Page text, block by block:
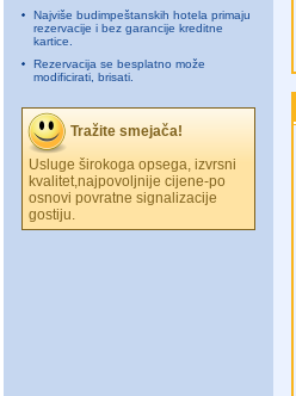
Najviše budimpeštanskih hotela primaju
rezervacije i bez garancije kreditne
kartice.
Rezervacija se besplatno može
modificirati, brisati.
Tražite smejača!
Usluge širokoga opsega, izvrsni
kvalitet,najpovoljnije cijene-po
osnovi povratne signalizacije
gostiju.